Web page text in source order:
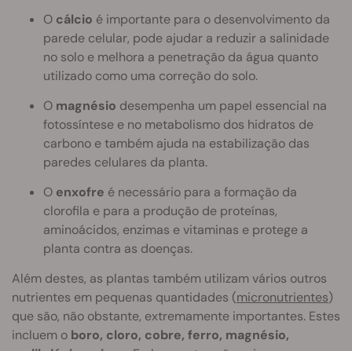
O cálcio é importante para o desenvolvimento da
parede celular, pode ajudar a reduzir a salinidade
no solo e melhora a penetração da água quanto
utilizado como uma correção do solo.
O magnésio desempenha um papel essencial na
fotossíntese e no metabolismo dos hidratos de
carbono e também ajuda na estabilização das
paredes celulares da planta.
O enxofre é necessário para a formação da
clorofila e para a produção de proteínas,
aminoácidos, enzimas e vitaminas e protege a
planta contra as doenças.
Além destes, as plantas também utilizam vários outros
nutrientes em pequenas quantidades (micronutrientes)
que são, não obstante, extremamente importantes. Estes
incluem o boro, cloro, cobre, ferro, magnésio,